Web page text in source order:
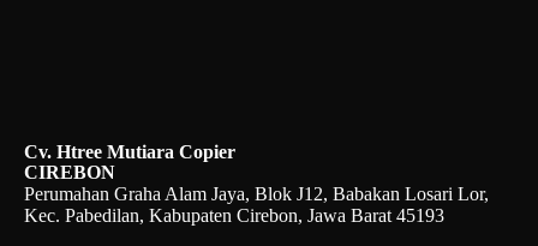
Cv. Htree Mutiara Copier
CIREBON
Perumahan Graha Alam Jaya, Blok J12, Babakan Losari Lor,
Kec. Pabedilan, Kabupaten Cirebon, Jawa Barat 45193